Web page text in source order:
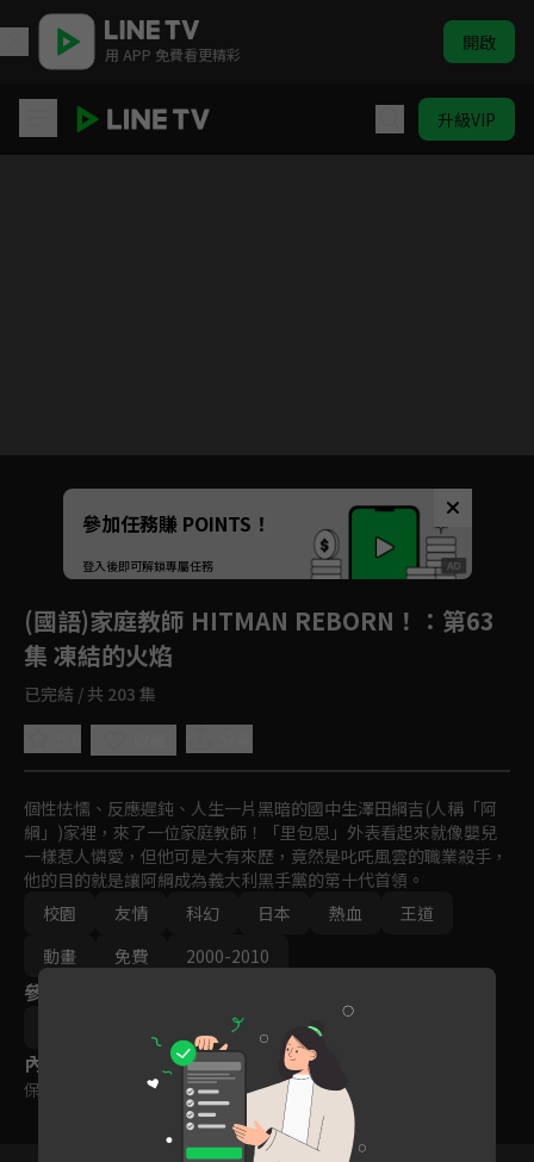
用 APP 免費看更精彩 開啟
升級VIP
Unmute
如有不便請見諒
參加任務賺 POINTS！
登入後即可解鎖專屬任務
(國語)家庭教師 HITMAN REBORN！ ：第63
集 凍結的火焰
已完結 / 共 203 集
個性怯懦、反應遲鈍、人生一片黑暗的國中生澤田綱吉(人稱「阿
綱」)家裡，來了一位家庭教師！「里包恩」外表看起來就像嬰兒
一樣惹人憐愛，但他可是大有來歷，竟然是叱吒風雲的職業殺手，
他的目的就是讓阿綱成為義大利黑手黨的第十代首領。
校園
友情 科幻 日本 熱血
王道
動畫
免費 2000-2010
參與演員
內容標籤
保護級